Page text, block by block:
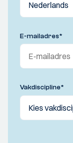
E-mailadres*
Vakdiscipline*